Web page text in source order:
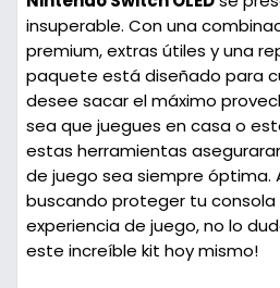
insuperable. Con una
premium,extras útiles y una
paquete está diseñado para
desee sacar el máximo
sea que juegues en casa o
estas herramientas
de juego sea siempre óptima.
buscando proteger tu consola
experiencia de juego, no lo
este increíble kit hoy mismo!